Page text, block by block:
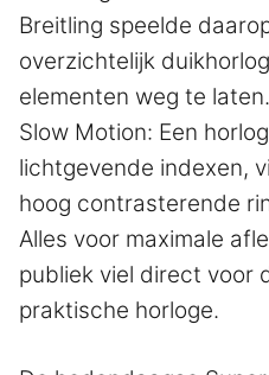
Breitling speelde
overzichtelijk
elementen weg te
Slow Motion: Een
lichtgevende indexen,
hoog contrasterende
Alles voor maximale
publiek viel direct voor
praktische horloge.